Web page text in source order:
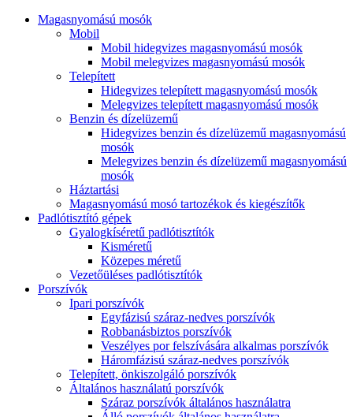
Magasnyomású mosók
Mobil
Mobil hidegvizes magasnyomású mosók
Mobil melegvizes magasnyomású mosók
Telepített
Hidegvizes telepített magasnyomású mosók
Melegvizes telepített magasnyomású mosók
Benzin és dízelüzemű
Hidegvizes benzin és dízelüzemű magasnyomású
mosók
Melegvizes benzin és dízelüzemű magasnyomású
mosók
Háztartási
Magasnyomású mosó tartozékok és kiegészítők
Padlótisztító gépek
Gyalogkíséretű padlótisztítók
Kisméretű
Közepes méretű
Vezetőüléses padlótisztítók
Porszívók
Ipari porszívók
Egyfázisú száraz-nedves porszívók
Robbanásbiztos porszívók
Veszélyes por felszívására alkalmas porszívók
Háromfázisú száraz-nedves porszívók
Telepített, önkiszolgáló porszívók
Általános használatú porszívók
Száraz porszívók általános használatra